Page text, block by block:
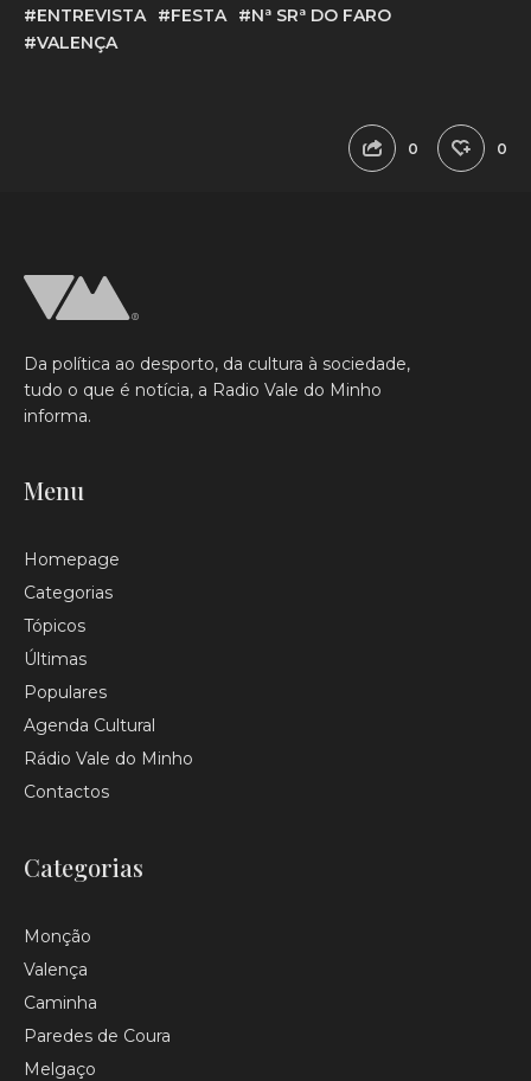
#ENTREVISTA
#FESTA
#Nª SRª DO FARO
#VALENÇA
0 0
Da política ao desporto, da cultura à sociedade,
tudo o que é notícia, a Radio Vale do Minho
informa.
Menu
Homepage
Categorias
Tópicos
Últimas
Populares
Agenda Cultural
Rádio Vale do Minho
Contactos
Categorias
Monção
Valença
Caminha
Paredes de Coura
Melgaço